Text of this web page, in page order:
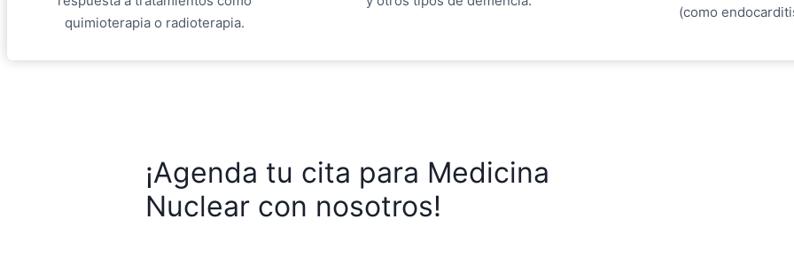
quimioterapia o radioterapia.
(como
¡Agenda tu cita para Medicina
Nuclear con nosotros!